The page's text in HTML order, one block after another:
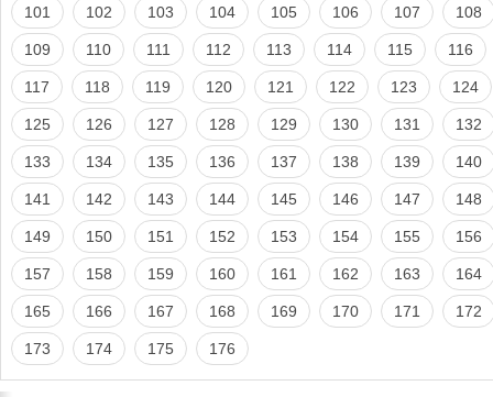
101 102 103 104 105 106 107 108
109 110 111 112 113 114 115 116
117 118 119 120 121 122 123 124
125 126 127 128 129 130 131 132
133 134 135 136 137 138 139 140
141 142 143 144 145 146 147 148
149 150 151 152 153 154 155 156
157 158 159 160 161 162 163 164
165 166 167 168 169 170 171 172
173 174 175 176